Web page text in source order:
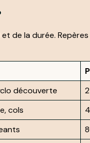
de la durée.
découverte
cols